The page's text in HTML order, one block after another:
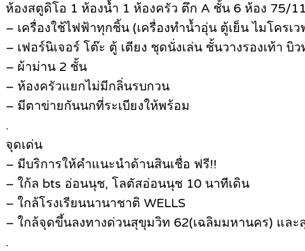
ห้องสตูดิโอ 1 ห้องน้ำ 1 ห้องครัว ตึก A ชั้น 6 ห้อง 75/
– เครื่องใช้ไฟฟ้าทุกชิ้น (เครื่องทำน้ำอุ่น ตู้เย็น ไมโครเ
– เฟอร์นิเจอร์ โต๊ะ ตู้ เตียง ชุดนั่งเล่น ชั้นวางรองเท้า บิ
– ผ้าม่าน 2 ชั้น
– ห้องครัวแยกไม่มีกลิ่นรบกวน
– มีตาข่ายกันนกที่ระเบียงให้พร้อม
.
จุดเด่น
– มีบริการให้คำแนะนำด้านสินเชื่อ ฟรี!!
– ใก้ล bts อ่อนนุช, โลตัสอ่อนนุช 10 นาทีเดิน
– ใกล้โรงเรียนนานาชาติ WELLS
– ใกล้จุดขึ้นลงทางด่วนสุขุมวิท 62(เฉลิมมหานคร) และ
.